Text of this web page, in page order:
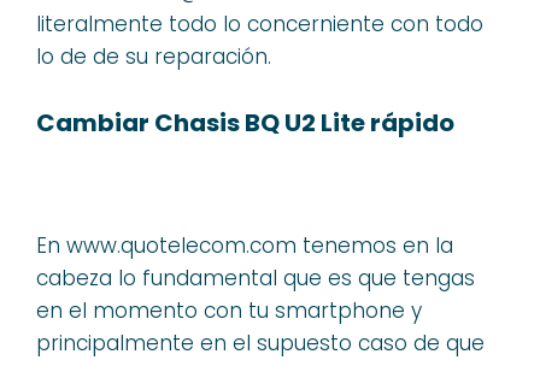
literalmente todo lo concerniente con todo
lo de de su reparación.
Cambiar Chasis BQ U2 Lite rápido
En www.quotelecom.com tenemos en la
cabeza lo fundamental que es que tengas
en el momento con tu smartphone y
principalmente en el supuesto caso de que